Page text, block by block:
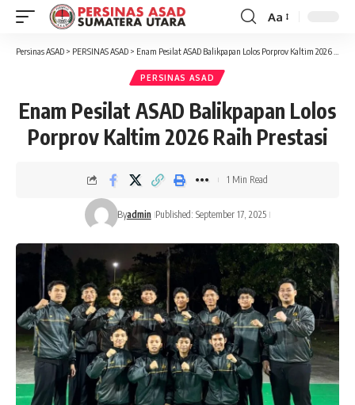
Font
Resizer
Aa
Persinas ASAD > PERSINAS ASAD > Enam Pesilat ASAD Balikpapan Lolos Porprov Kaltim 2026 Raih Prestasi
PERSINAS ASAD
Enam Pesilat ASAD Balikpapan Lolos
Porprov Kaltim 2026 Raih Prestasi
Byadmin Published: September 17, 2025
1 Min Read